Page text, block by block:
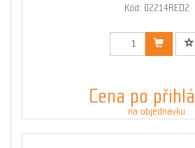
Kód: 02214RED2
Cena po
na objednávku